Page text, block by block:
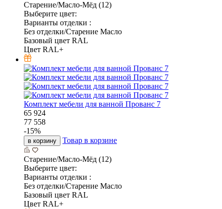
Старение/Масло-Мёд (12)
Выберите цвет:
Варианты отделки :
Без отделки/Старение Масло
Базовый цвет RAL
Цвет RAL+
Комплект мебели для ванной Прованс 7
65 924
77 558
-15%
в корзину Товар в корзине
Старение/Масло-Мёд (12)
Выберите цвет:
Варианты отделки :
Без отделки/Старение Масло
Базовый цвет RAL
Цвет RAL+